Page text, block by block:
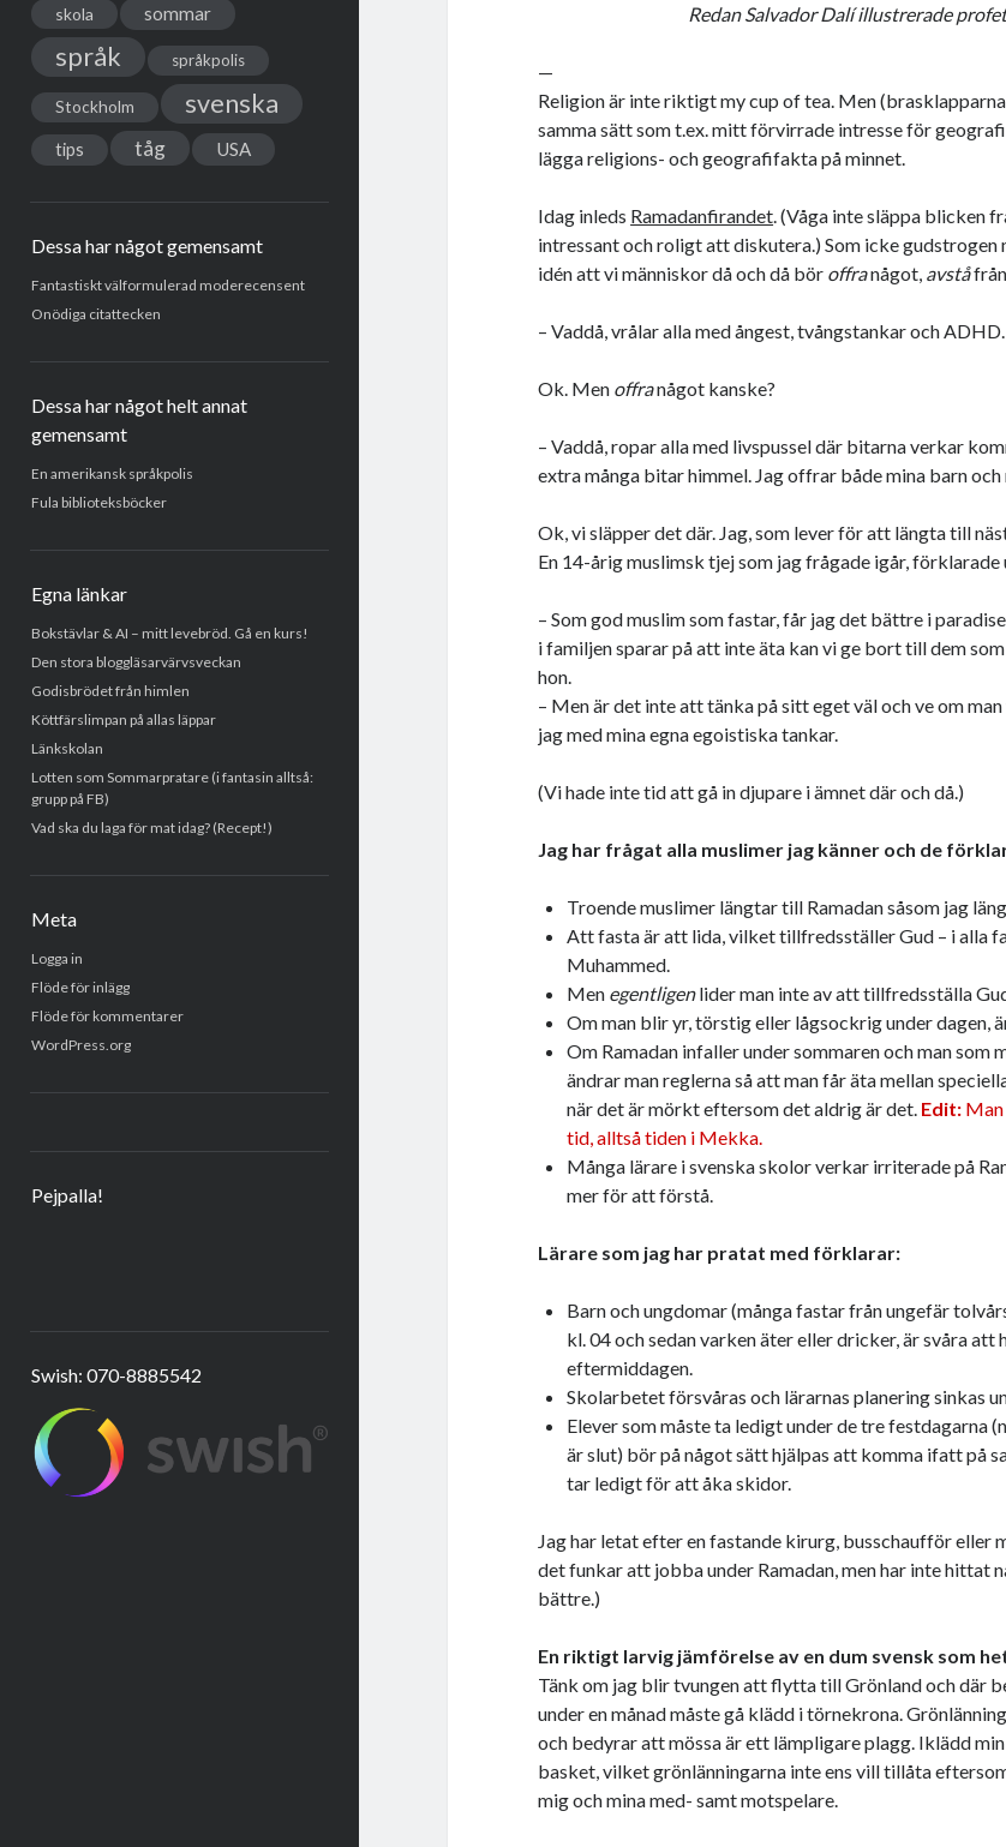
skola sommar
språk språkpolis
Stockholm svenska
tips tåg USA
Dessa har något gemensamt
Fantastiskt välformulerad moderecensent
Onödiga citattecken
Dessa har något helt annat
gemensamt
En amerikansk språkpolis
Fula biblioteksböcker
Egna länkar
Bokstävlar & AI – mitt levebröd. Gå en kurs!
Den stora bloggläsarvärvsveckan
Godisbrödet från himlen
Köttfärslimpan på allas läppar
Länkskolan
Lotten som Sommarpratare (i fantasin alltså:
grupp på FB)
Vad ska du laga för mat idag? (Recept!)
Meta
Logga in
Flöde för inlägg
Flöde för kommentarer
WordPress.org
Pejpalla!
Swish: 070-8885542
Redan Salvador Dalí illustrerade
—
Religion är inte riktigt my cup of tea. Men
samma sätt som t.ex. mitt förvirrade intresse för
lägga religions- och geografifakta på minnet.
Idag inleds Ramadanfirandet. (Våga inte släppa blicken
intressant och roligt att diskutera.) Som icke gudstrogen
idén att vi människor då och då bör offranågot, avstå
– Vaddå, vrålar alla med ångest, tvångstankar och
Ok. Men offranågot kanske?
– Vaddå, ropar alla med livspussel där bitarna verkar
extra många bitar himmel. Jag offrar både mina barn
Ok, vi släpper det där. Jag, som lever för att längta till
En 14-årig muslimsk tjej som jag frågade igår, förklarade
– Som god muslim som fastar, får jag det bättre i
i familjen sparar på att inte äta kan vi ge bort till dem
hon.
– Men är det inte att tänka på sitt eget väl och ve om
jag med mina egna egoistiska tankar.
(Vi hade inte tid att gå in djupare i ämnet där och då.)
Jag har frågat alla muslimer jag känner och de
Troende muslimer längtar till Ramadan såsom jag
Att fasta är att lida, vilket tillfredsställer Gud – i alla
Muhammed.
Men egentligenlider man inte av att tillfredsställa
Om man blir yr, törstig eller lågsockrig under dagen,
Om Ramadan infaller under sommaren och man som
ändrar man reglerna så att man får äta mellan
när det är mörkt eftersom det aldrig är det. Edit:
tid, alltså tiden i Mekka.
Många lärare i svenska skolor verkar irriterade på
mer för att förstå.
Lärare som jag har pratat med förklarar:
Barn och ungdomar (många fastar från ungefär
kl. 04 och sedan varken äter eller dricker, är svåra att
eftermiddagen.
Skolarbetet försvåras och lärarnas planering sinkas
Elever som måste ta ledigt under de tre festdagarna
är slut) bör på något sätt hjälpas att komma ifatt på
tar ledigt för att åka skidor.
Jag har letat efter en fastande kirurg, busschaufför
det funkar att jobba under Ramadan, men har inte hittat
bättre.)
En riktigt larvig jämförelse av en dum svensk som
Tänk om jag blir tvungen att flytta till Grönland och där
under en månad måste gå klädd i törnekrona.
och bedyrar att mössa är ett lämpligare plagg. Iklädd
basket, vilket grönlänningarna inte ens vill tillåta
mig och mina med- samt motspelare.